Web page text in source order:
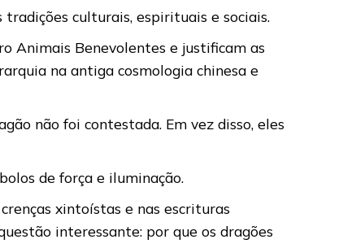
culturais, espirituais e sociais.
Animais Benevolentes e justificam as
na antiga cosmologia chinesa e
não foi contestada. Em vez disso, eles
de força e iluminação.
xintoístas e nas escrituras
interessante: por que os dragões